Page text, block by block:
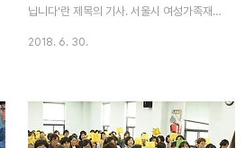
태긴 ..
닙니다'란 제목의 기사. 서울시 여성가족재단
유해야 할 것 열 개를 뽑아 어제 발표했다.
608건 중에서 가장 많이 지적된 표현이 '여
2018. 6. 30.